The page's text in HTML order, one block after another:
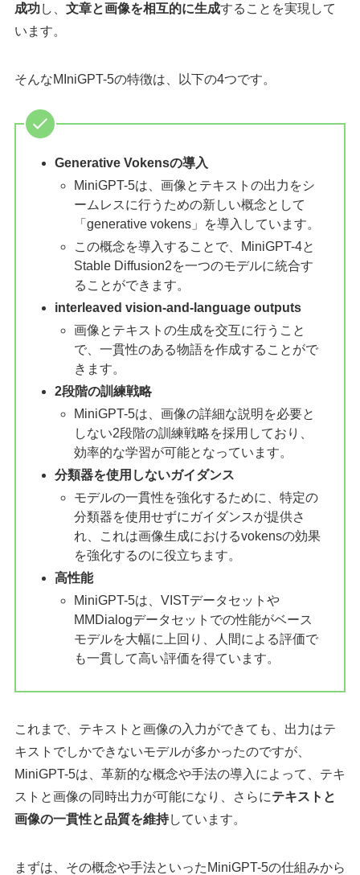
成功し、 文章と画像を相互的に生成することを実現して
います。
そんなMIniGPT-5の特徴は、以下の4つです。
Generative Vokensの導入
MiniGPT-5は、画像とテキストの出力をシ
ームレスに行うための新しい概念として
「generative vokens」を導入しています。
この概念を導入することで、MiniGPT-4と
Stable Diffusion2を一つのモデルに統合す
ることができます。
interleaved vision-and-language outputs
画像とテキストの生成を交互に行うこと
で、一貫性のある物語を作成することがで
きます。
2段階の訓練戦略
MiniGPT-5は、画像の詳細な説明を必要と
しない2段階の訓練戦略を採用しており、
効率的な学習が可能となっています。
分類器を使用しないガイダンス
モデルの一貫性を強化するために、特定の
分類器を使用せずにガイダンスが提供さ
れ、これは画像生成におけるvokensの効果
を強化するのに役立ちます。
高性能
MiniGPT-5は、VISTデータセットや
MMDialogデータセットでの性能がベース
モデルを大幅に上回り、人間による評価で
も一貫して高い評価を得ています。
これまで、テキストと画像の入力ができても、出力はテ
キストでしかできないモデルが多かったのですが、
MiniGPT-5は、革新的な概念や手法の導入によって、テキ
ストと画像の同時出力が可能になり、さらにテキストと
画像の一貫性と品質を維持しています。
まずは、その概念や手法といったMiniGPT-5の仕組みから